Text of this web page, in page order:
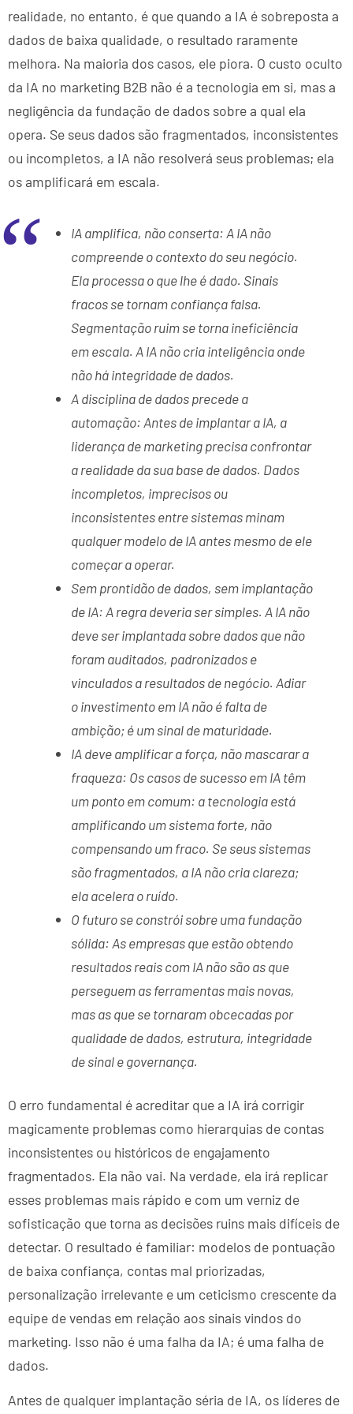
realidade, no entanto, é que quando a IA é sobreposta a
dados de baixa qualidade, o resultado raramente
melhora. Na maioria dos casos, ele piora. O custo oculto
da IA no marketing B2B não é a tecnologia em si, mas a
negligência da fundação de dados sobre a qual ela
opera. Se seus dados são fragmentados, inconsistentes
ou incompletos, a IA não resolverá seus problemas; ela
os amplificará em escala.
IA amplifica, não conserta: A IA não
compreende o contexto do seu negócio.
Ela processa o que lhe é dado. Sinais
fracos se tornam confiança falsa.
Segmentação ruim se torna ineficiência
em escala. A IA não cria inteligência onde
não há integridade de dados.
A disciplina de dados precede a
automação: Antes de implantar a IA, a
liderança de marketing precisa confrontar
a realidade da sua base de dados. Dados
incompletos, imprecisos ou
inconsistentes entre sistemas minam
qualquer modelo de IA antes mesmo de ele
começar a operar.
Sem prontidão de dados, sem implantação
de IA: A regra deveria ser simples. A IA não
deve ser implantada sobre dados que não
foram auditados, padronizados e
vinculados a resultados de negócio. Adiar
o investimento em IA não é falta de
ambição; é um sinal de maturidade.
IA deve amplificar a força, não mascarar a
fraqueza: Os casos de sucesso em IA têm
um ponto em comum: a tecnologia está
amplificando um sistema forte, não
compensando um fraco. Se seus sistemas
são fragmentados, a IA não cria clareza;
ela acelera o ruído.
O futuro se constrói sobre uma fundação
sólida: As empresas que estão obtendo
resultados reais com IA não são as que
perseguem as ferramentas mais novas,
mas as que se tornaram obcecadas por
qualidade de dados, estrutura, integridade
de sinal e governança.
O erro fundamental é acreditar que a IA irá corrigir
magicamente problemas como hierarquias de contas
inconsistentes ou históricos de engajamento
fragmentados. Ela não vai. Na verdade, ela irá replicar
esses problemas mais rápido e com um verniz de
sofisticação que torna as decisões ruins mais difíceis de
detectar. O resultado é familiar: modelos de pontuação
de baixa confiança, contas mal priorizadas,
personalização irrelevante e um ceticismo crescente da
equipe de vendas em relação aos sinais vindos do
marketing. Isso não é uma falha da IA; é uma falha de
dados.
Antes de qualquer implantação séria de IA, os líderes de